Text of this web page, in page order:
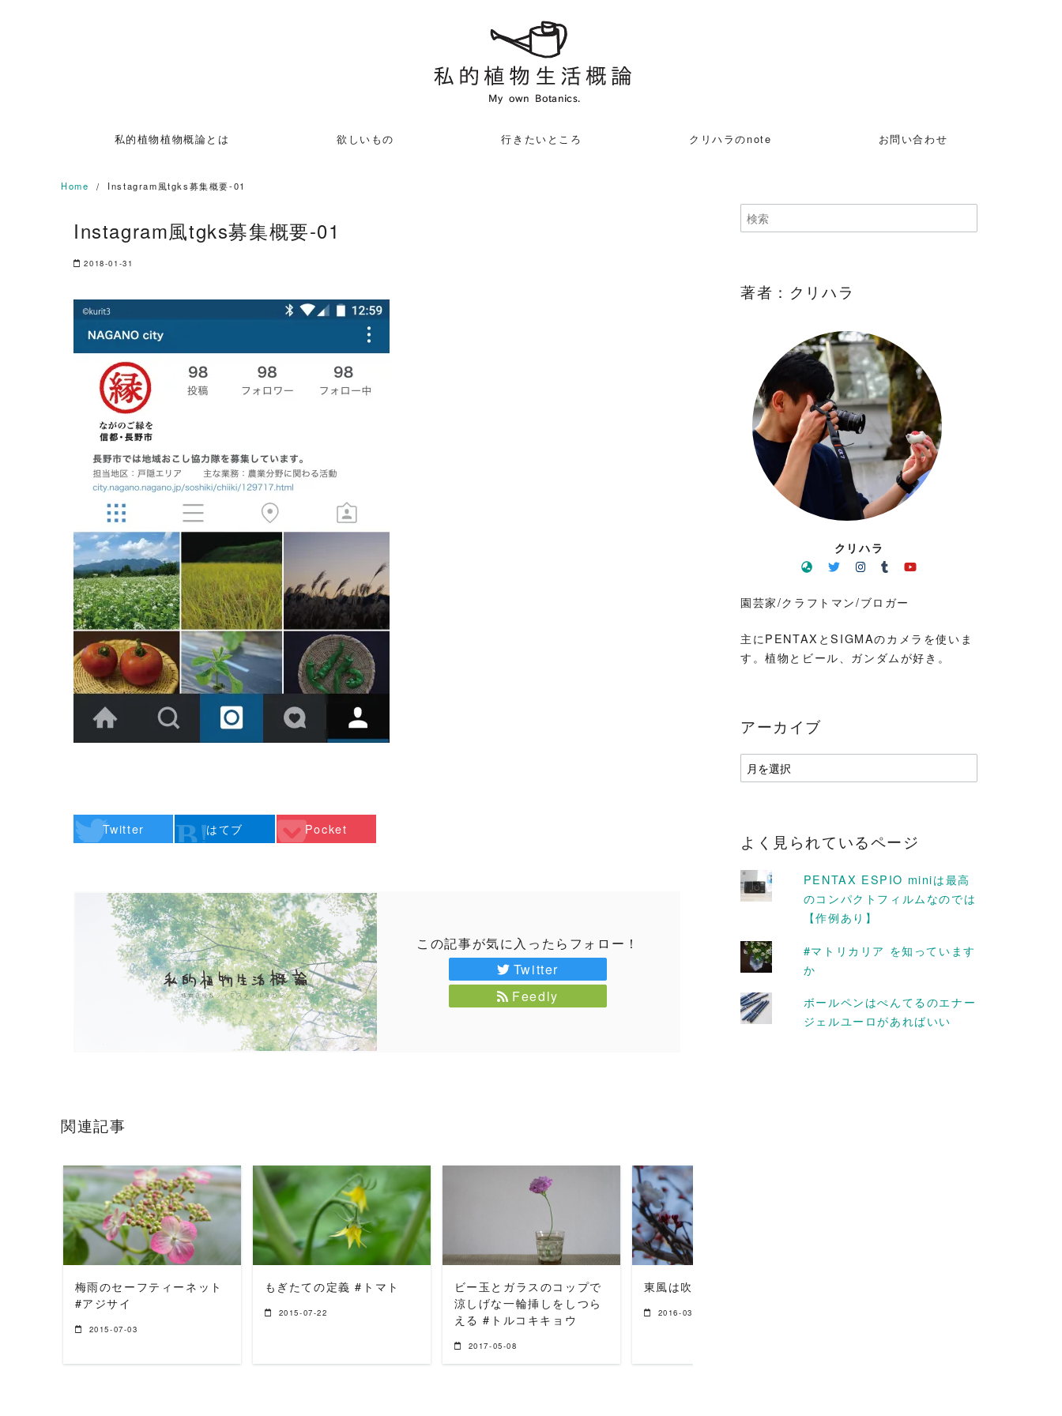
私的植物植物概論とは 欲しいもの 行きたいところ クリハラのnote お問い合わせ
Home Instagram風tgks募集概要-01
Instagram風tgks募集概要-01
2018-01-31
Twitter はてブ Pocket
この記事が気に入ったらフォロー！
Twitter
Feedly
関連記事
READ MORE
梅雨のセーフティーネット
#アジサイ
2015-07-03
READ MORE
もぎたての定義 #トマト
2015-07-22
READ MORE
ビー玉とガラスのコップで
涼しげな一輪挿しをしつら
える #トルコキキョウ
2017-05-08
READ MORE
東風は吹いたか #ウメ
2016-03-31
著者：クリハラ
クリハラ
園芸家/クラフトマン/ブロガー
主にPENTAXとSIGMAのカメラを使いま
す。植物とビール、ガンダムが好き。
アーカイブ
ア
ー
ブ
よく見られているページ
PENTAX ESPIO miniは最高
のコンパクトフィルムなのでは
【作例あり】
#マトリカリア を知っています
か
ボールペンはぺんてるのエナー
ジェルユーロがあればいい